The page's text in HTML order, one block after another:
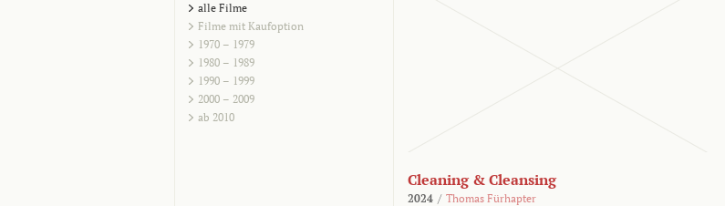
alle Filme
Filme mit Kaufoption
1970 – 1979
1980 – 1989
1990 – 1999
2000 – 2009
ab 2010
Cleaning & Cleansing
2024 / Thomas Fürhapter